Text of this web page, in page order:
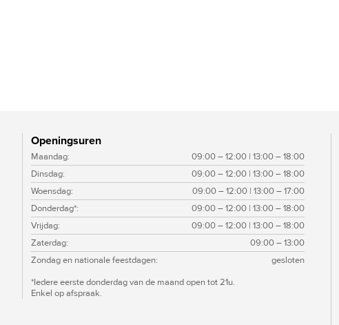
Openingsuren
Maandag:
09:00 – 12:00 | 13:00 – 18:00
Dinsdag:
09:00 – 12:00 | 13:00 – 18:00
Woensdag:
09:00 – 12:00 | 13:00 – 17:00
Donderdag*:
09:00 – 12:00 | 13:00 – 18:00
Vrijdag:
09:00 – 12:00 | 13:00 – 18:00
Zaterdag:
09:00 – 13:00
Zondag en nationale feestdagen:
gesloten
*Iedere eerste donderdag van de maand open tot 21u.
Enkel op afspraak.